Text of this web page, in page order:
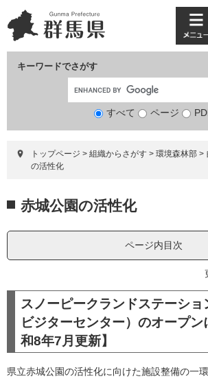
ー
ジ
ニ
ュ
て
キーワードでさがす
検
象
すべて ページ
メ
ニ
ー
トップページ > 組織からさがす > 環境森林部 >
の活性化
文 赤城公園の活性化
ページ内目次
スノーピークランドステーショ
ビジターセンター）のオープ
和8年7月更新】
県立赤城公園の活性化に向けた施設整備の一